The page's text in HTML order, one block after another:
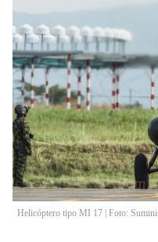
Helicóptero tipo MI 17 | Foto: